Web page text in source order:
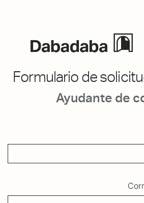
Formulario de
Ayudante de